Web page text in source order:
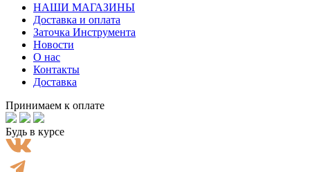
НАШИ МАГАЗИНЫ
Доставка и оплата
Заточка Инструмента
Новости
О нас
Контакты
Доставка
Принимаем к оплате
Будь в курсе